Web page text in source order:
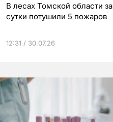
В лесах Томской области за
сутки потушили 5 пожаров
12:31 / 30.07.26